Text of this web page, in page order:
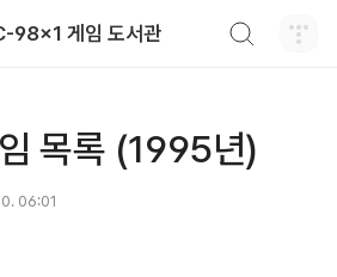
98x1 게임 도서관
목록 (1995년)
06:01